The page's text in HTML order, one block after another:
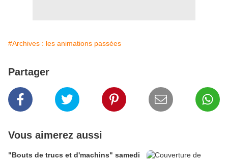
#Archives : les animations passées
Partager
Vous aimerez aussi
"Bouts de trucs et d'machins" samedi